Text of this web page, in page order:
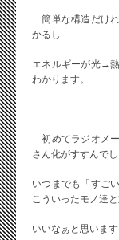
簡単な構造だけ
かるし
エネルギーが光→
わかります。
初めてラジオメ
さん化がすすんで
いつまでも「すご
こういったモノ達
いいなぁと思います